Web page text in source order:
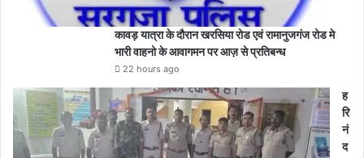
कावड़ यात्रा के दौरान खरसिया रोड एवं रामानुजगंज रोड मे
भारी वाहनो के आवागमन पर आज़ से प्रतिबन्ध
22 hours ago
ह
रि
नं
द